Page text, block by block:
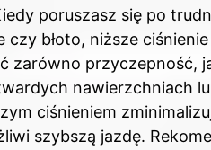
poruszasz się po
czy błoto, niższe
zarówno przyczepność,
nawierzchniach
ciśnieniem
szybszą jazdę.